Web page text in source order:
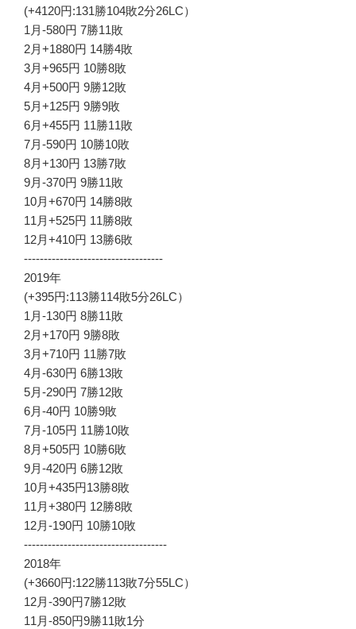
(+4120円:131勝104敗2分26LC）
1月-580円 7勝11敗
2月+1880円 14勝4敗
3月+965円 10勝8敗
4月+500円 9勝12敗
5月+125円 9勝9敗
6月+455円 11勝11敗
7月-590円 10勝10敗
8月+130円 13勝7敗
9月-370円 9勝11敗
10月+670円 14勝8敗
11月+525円 11勝8敗
12月+410円 13勝6敗
-----------------------------------
2019年
(+395円:113勝114敗5分26LC）
1月-130円 8勝11敗
2月+170円 9勝8敗
3月+710円 11勝7敗
4月-630円 6勝13敗
5月-290円 7勝12敗
6月-40円 10勝9敗
7月-105円 11勝10敗
8月+505円 10勝6敗
9月-420円 6勝12敗
10月+435円13勝8敗
11月+380円 12勝8敗
12月-190円 10勝10敗
------------------------------------
2018年
(+3660円:122勝113敗7分55LC）
12月-390円7勝12敗
11月-850円9勝11敗1分